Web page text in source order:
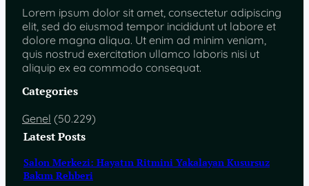
Lorem ipsum dolor sit amet, consectetur adipiscing
elit, sed do eiusmod tempor incididunt ut labore et
dolore magna aliqua. Ut enim ad minim veniam,
quis nostrud exercitation ullamco laboris nisi ut
aliquip ex ea commodo consequat.
Categories
Genel (50.229)
Latest Posts
Salon Merkezi: Hayatın Ritmini Yakalayan Kusursuz
Bakım Rehberi